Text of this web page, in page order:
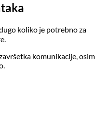
koliko je potrebno za
komunikacije, osim